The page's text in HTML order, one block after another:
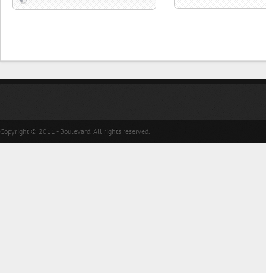
Copyright © 2011 - Boulevard. All rights reserved.